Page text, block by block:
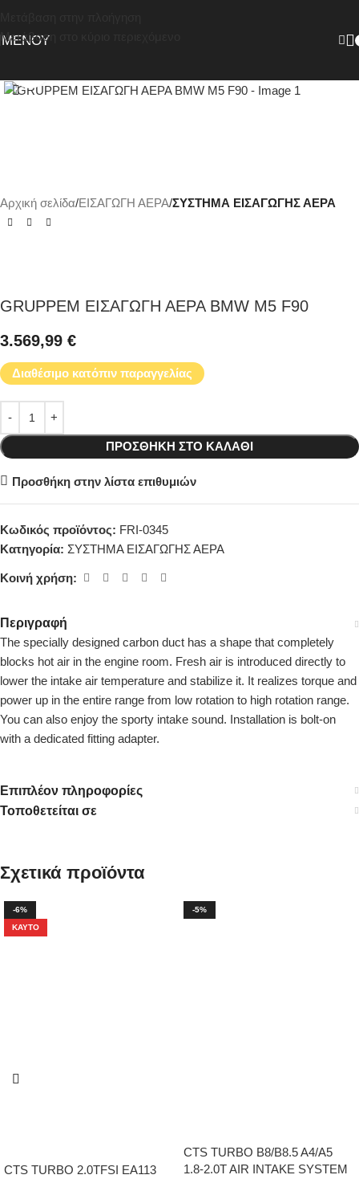
Μετάβαση στο κύριο περιεχόμενο
ΜΕΝΟΎ
Αρχική σελίδα ΕΙΣΑΓΩΓΗ ΑΕΡΑ ΣΥΣΤΗΜΑ ΕΙΣΑΓΩΓΗΣ ΑΕΡΑ
GRUPPEM ΕΙΣΑΓΩΓΗ ΑΕΡΑ BMW M5 F90
3.569,99 €
Διαθέσιμο κατόπιν παραγγελίας
ΠΡΟΣΘΉΚΗ ΣΤΟ ΚΑΛΆΘΙ
Προσθήκη στην λίστα επιθυμιών
Κωδικός προϊόντος: FRI-0345
Κατηγορία: ΣΥΣΤΗΜΑ ΕΙΣΑΓΩΓΗΣ ΑΕΡΑ
Κοινή χρήση:
Περιγραφή
The specially designed carbon duct has a shape that completely
blocks hot air in the engine room. Fresh air is introduced directly to
lower the intake air temperature and stabilize it. It realizes torque and
power up in the entire range from low rotation to high rotation range.
You can also enjoy the sporty intake sound. Installation is bolt-on
with a dedicated fitting adapter.
Επιπλέον πληροφορίες
Τοποθετείται σε
Σχετικά προϊόντα
-6%
ΚΑΥΤΌ
CTS TURBO 2.0TFSI EA113
-5%
CTS TURBO B8/B8.5 A4/A5
1.8-2.0T AIR INTAKE SYSTEM